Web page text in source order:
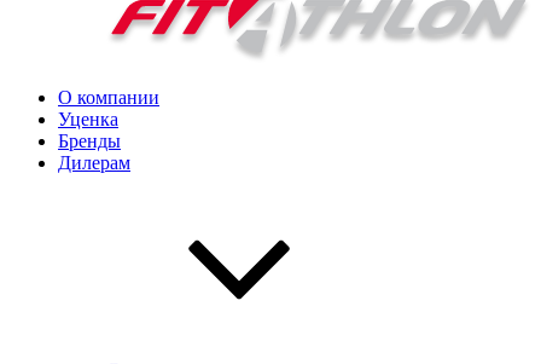
О компании
Уценка
Бренды
Дилерам